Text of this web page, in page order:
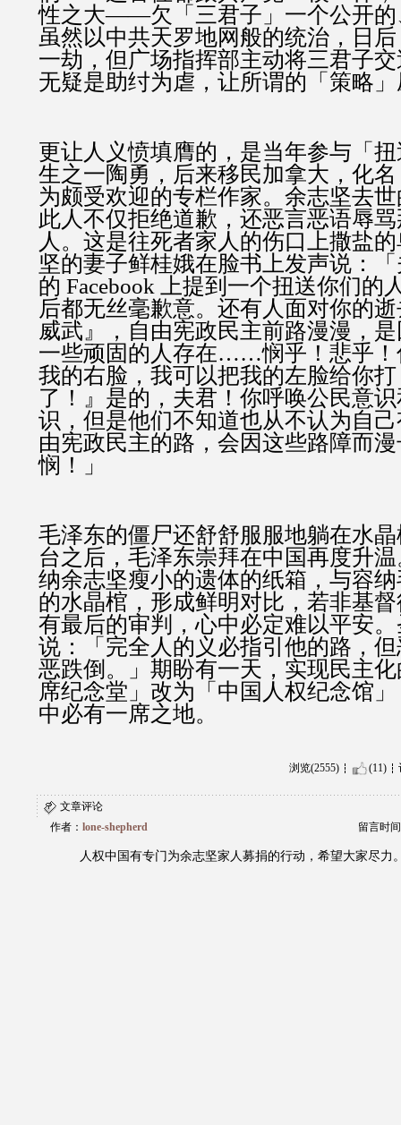
性之大——欠「三君子」一个公开的
虽然以中共天罗地网般的统治，日
一劫，但广场指挥部主动将三君子
无疑是助纣为虐，让所谓的「策略
更让人义愤填膺的，是当年参与「
生之一陶勇，后来移民加拿大，化
为颇受欢迎的专栏作家。余志坚去
此人不仅拒绝道歉，还恶言恶语辱
人。这是往死者家人的伤口上撒盐
坚的妻子鲜桂娥在脸书上发声说：
的 Facebook 上提到一个扭送你们的
后都无丝毫歉意。还有人面对你的
威武』，自由宪政民主前路漫漫，
一些顽固的人存在……悯乎！悲乎！
我的右脸，我可以把我的左脸给你
了！』是的，夫君！你呼唤公民意
识，但是他们不知道也从不认为自
由宪政民主的路，会因这些路障而
悯！」
毛泽东的僵尸还舒舒服服地躺在水
台之后，毛泽东崇拜在中国再度升
纳余志坚瘦小的遗体的纸箱，与容
的水晶棺，形成鲜明对比，若非基
有最后的审判，心中必定难以平安
说：「完全人的义必指引他的路，
恶跌倒。」期盼有一天，实现民主
席纪念堂」改为「中国人权纪念馆
中必有一席之地。
浏览(2555) (11)
文章评论
作者： lone-shepherd 留言时
人权中国有专门为余志坚家人募捐的行动，希望大家尽力